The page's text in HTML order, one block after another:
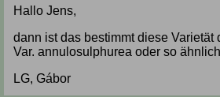
Hallo Jens,
dann ist das bestimmt diese
Var. annulosulphurea oder so
LG, Gábor